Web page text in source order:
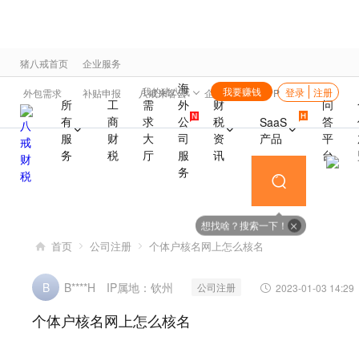
猪八戒首页 企业服务
外包需求 补贴申报 八戒来客云 企业福利 APP
我的猪八戒 我要赚钱 登录 注册
所
有
服
务
工
商
财
税
需
求
大
厅
海
外
公
司
服
务
财
税
资
讯
SaaS
产品
问
答
平
台
想找啥？搜索一下！
首页 公司注册 个体户核名网上怎么核名
B B****H IP属地：钦州 公司注册 2023-01-03 14:29
个体户核名网上怎么核名